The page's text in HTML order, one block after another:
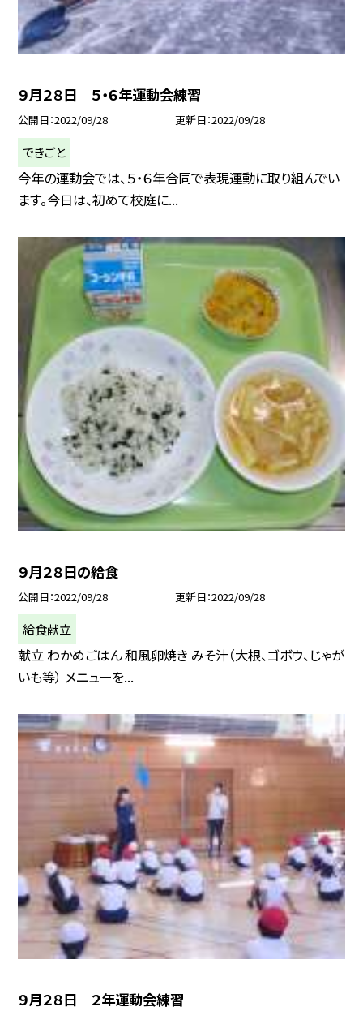
９月２８日 ５・６年運動会練習
公開日 2022/09/28 更新日 2022/09/28
できごと
今年の運動会では、５・６年合同で表現運動に取り組んでい
ます。今日は、初めて校庭に...
９月２８日の給食
公開日 2022/09/28 更新日 2022/09/28
給食献立
献立 わかめごはん 和風卵焼き みそ汁（大根、ゴボウ、じゃが
いも等） メニューを...
９月２８日 ２年運動会練習